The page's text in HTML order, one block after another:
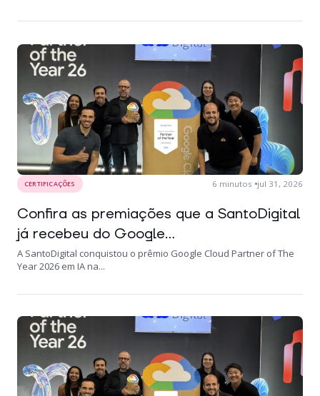
CERTIFICAÇÕES 6 minutos jul 31, 2026
Confira as premiações que a SantoDigital
já recebeu do Google...
A SantoDigital conquistou o prêmio Google Cloud Partner of The
Year 2026 em IA na...